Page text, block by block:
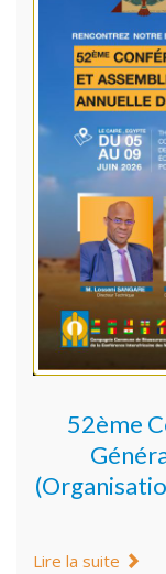
52ème
Lire la suite